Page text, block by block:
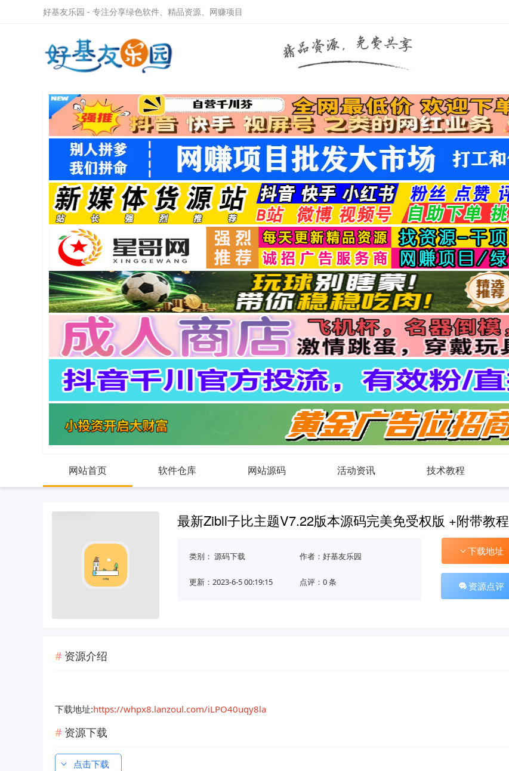
好基友乐园 - 专注分享绿色软件、精品资源、网赚项目
网站首页 软件仓库 网站源码 活动资讯 技术教程
最新Zibll子比主题V7.22版本源码完美免受权版 +附带教程
类别： 源码下载 作者：好基友乐园
更新：2023-6-5 00:19:15 点评：0 条
下载地址
资源点评
资源介绍
下载地址:https://whpx8.lanzoul.com/iLPO40uqy8la
资源下载
点击下载